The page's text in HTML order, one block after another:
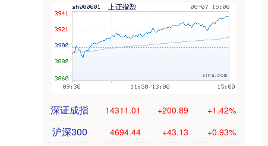
深证成指 14311.01 +200.89 +1.42%
沪深300 4694.44 +43.13 +0.93%